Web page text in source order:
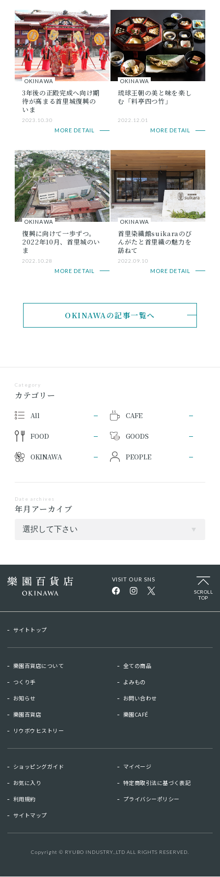
樂園CAFE
カテゴリー
Category
All CAFE
FOOD GOODS
OKINAWA PEOPLE
年月アーカイブ
Date archives
OKINAWA
3年後の正殿完成へ向け期
待が高まる首里城復興の
いま
2023.10.30
MORE DETAIL
OKINAWA
琉球王朝の美と味を楽し
む「料亭四つ竹」
2022.12.01
MORE DETAIL
OKINAWA
復興に向けて一歩ずつ。
2022年10月、首里城のい
ま
2022.10.28
MORE DETAIL
OKINAWA
首里染織館suikaraのび
んがたと首里織の魅力を
訪ねて
2022.09.10
MORE DETAIL
OKINAWAの記事一覧へ
VISIT OUR SNS
SCROLL
TOP
サイトトップ
樂園百貨店について 全ての商品
つくり手 よみもの
お知らせ お問い合わせ
樂園百貨店 樂園CAFÉ
リウボウヒストリー
ショッピングガイド マイページ
お気に入り 特定商取引法に基づく表記
利用規約 プライバシーポリシー
サイトマップ
Copyright © RYUBO INDUSTRY.,LTD ALL RIGHTS RESERVED.